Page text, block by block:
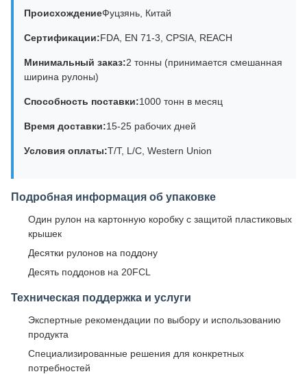
ПроисхождениеФуцзянь, Китай
Сертификации:FDA, EN 71-3, CPSIA, REACH
Минимальный заказ:2 тонны (принимается смешанная
ширина рулоны)
Способность поставки:1000 тонн в месяц
Время доставки:15-25 рабочих дней
Условия оплаты:T/T, L/C, Western Union
Подробная информация об упаковке
Один рулон на картонную коробку с защитой пластиковых
крышек
Десятки рулонов на поддону
Десять поддонов на 20FCL
Техническая поддержка и услуги
Экспертные рекомендации по выбору и использованию
продукта
Специализированные решения для конкретных
потребностей